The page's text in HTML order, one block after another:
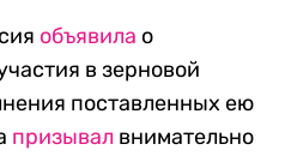
объявила о
в зерновой
поставленных ею
призывал внимательно